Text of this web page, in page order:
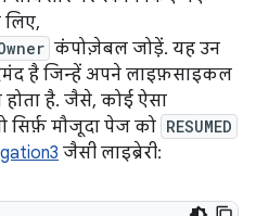
कंपोज़ेबल जोड़ें. यह उन
है जिन्हें अपने लाइफ़साइकल
है. जैसे, कोई ऐसा
सिर्फ़ मौजूदा पेज को RESUMED
जैसी लाइब्रेरी: